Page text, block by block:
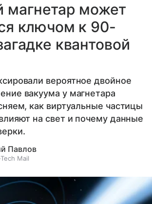
магнетар может
ключом к 90-
квантовой
вероятное двойное
вакуума у магнетара
как виртуальные частицы
на свет и почему данные
Павлов
Mail